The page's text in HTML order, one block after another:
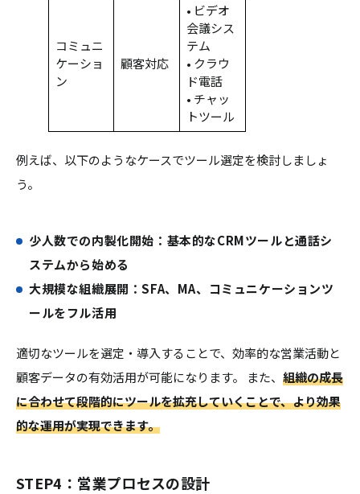
コミュニ
ケーショ
ン
顧客対応
• ビデオ
会議シス
テム
• クラウ
ド電話
• チャッ
トツール
例えば、以下のようなケースでツール選定を検討しましょ
う。
少人数での内製化開始：基本的なCRMツールと通話シ
ステムから始める
大規模な組織展開：SFA、MA、コミュニケーションツ
ールをフル活用
適切なツールを選定・導入することで、効率的な営業活動と
顧客データの有効活用が可能になります。 また、 組織の成長
に合わせて段階的にツールを拡充していくことで、より効果
的な運用が実現できます。
STEP4：営業プロセスの設計